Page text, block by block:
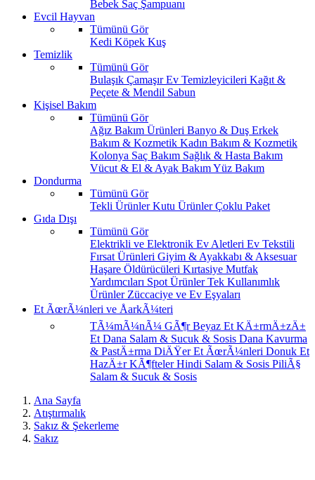
Bebek Saç Şampuanı
Evcil Hayvan
Tümünü Gör
Kedi Köpek Kuş
Temizlik
Tümünü Gör
Bulaşık ÇamaşırEv Temizleyicileri Kağıt &
Peçete & Mendil Sabun
Kişisel Bakım
Tümünü Gör
Ağız Bakım Ürünleri Banyo & Duş Erkek
Bakım & Kozmetik Kadın Bakım & Kozmetik
Kolonya Saç Bakım Sağlık & Hasta Bakım
Vücut & El & Ayak BakımYüz Bakım
Dondurma
Tümünü Gör
Tekli ÜrünlerKutu ÜrünlerÇoklu Paket
Gıda Dışı
Tümünü Gör
Elektrikli ve Elektronik Ev Aletleri Ev Tekstili
Fırsat Ürünleri Giyim & Ayakkabı & Aksesuar
Haşare Öldürücüleri Kırtasiye Mutfak
Yardımcıları Spot ÜrünlerTek Kullanımlık
Ürünler Züccaciye ve Ev Eşyaları
Et ÃœrÃ¼nleri ve ÅarkÃ¼teri
TÃ¼mÃ¼nÃ¼ GÃ¶rBeyaz Et KÄ±rmÄ±zÄ±
Et Dana Salam & Sucuk & Sosis Dana Kavurma
& PastÄ±rma DiÄŸer Et ÃœrÃ¼nleri Donuk Et
HazÄ±r KÃ¶ftelerHindi Salam & Sosis PiliÃ§
Salam & Sucuk & Sosis
Ana Sayfa
Atıştırmalık
Sakız & Şekerleme
Sakız